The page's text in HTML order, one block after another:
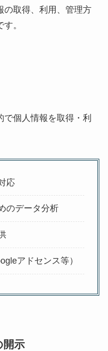
の取得、利用、管理方
。
個人情報を取得・利
応
のデータ分析
アドセンス等）
開示